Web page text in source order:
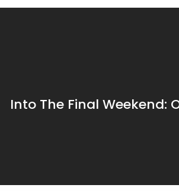
Into The Final Weekend: